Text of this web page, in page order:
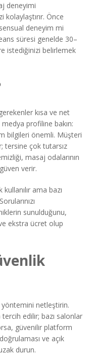
deneyimi
kolaylaştırır. Önce
deneyim mi
süresi genelde 30–
istediğinizi belirlemek
kısa ve net
profiline bakın:
bilgileri önemli. Müşteri
tersine çok tutarsız
masaj odalarının
verir.
ama bazı
sunulduğunu,
ekstra ücret olup
netleştirin.
edilir; bazı salonlar
güvenilir platform
ve açık
durun.